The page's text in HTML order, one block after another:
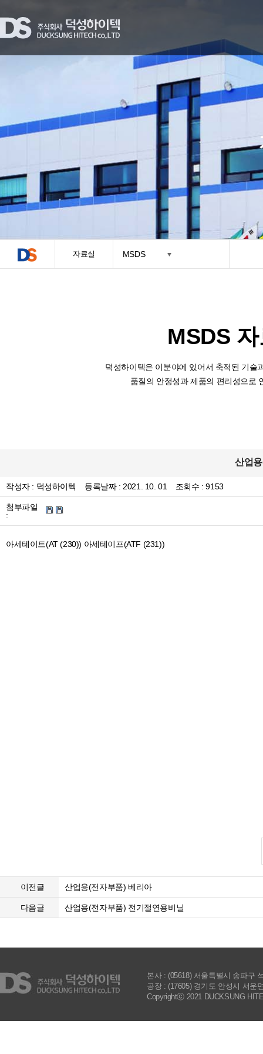
자료실 MSDS
MSDS
덕성하이텍은 이분야에 있어서 축적된 기술
품질의 안정성과 제품의 편리성으로
산업
작성자 : 덕성하이텍 등록날짜 : 2021. 10. 01 조회수 : 9153
첨부파일
:
아세테이트(AT (230)) 아세테이프(ATF (231))
이전글 산업용(전자부품) 베리아
다음글 산업용(전자부품) 전기절연용비닐
본사 : (05618) 서울특별시 송파구
공장 : (17605) 경기도 안성시 서운
Copyrightⓒ 2021 DUCKSUNG